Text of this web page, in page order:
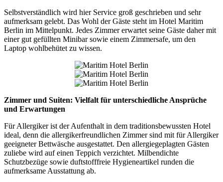
Selbstverständlich wird hier Service groß geschrieben und sehr
aufmerksam gelebt. Das Wohl der Gäste steht im Hotel Maritim
Berlin im Mittelpunkt. Jedes Zimmer erwartet seine Gäste daher mit
einer gut gefüllten Minibar sowie einem Zimmersafe, um den
Laptop wohlbehütet zu wissen.
Zimmer und Suiten: Vielfalt für unterschiedliche Ansprüche
und Erwartungen
Für Allergiker ist der Aufenthalt in dem traditionsbewussten Hotel
ideal, denn die allergikerfreundlichen Zimmer sind mit für Allergiker
geeigneter Bettwäsche ausgestattet. Den allergiegeplagten Gästen
zuliebe wird auf einen Teppich verzichtet. Milbendichte
Schutzbezüge sowie duftstofffreie Hygieneartikel runden die
aufmerksame Ausstattung ab.